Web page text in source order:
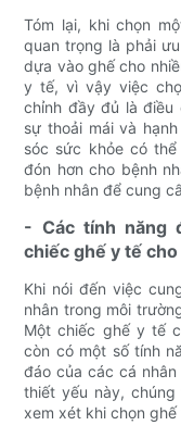
Tóm lại, khi chọn
quan trọng là phải
dựa vào ghế cho
y tế, vì vậy việc
chỉnh đầy đủ là điều
sự thoải mái và
sóc sức khỏe có
đón hơn cho bệnh
bệnh nhân để cung
- Các tính năng
chiếc ghế y tế
Khi nói đến việc
nhân trong môi
Một chiếc ghế y tế
còn có một số tính
đáo của các cá
thiết yếu này,
xem xét khi chọn